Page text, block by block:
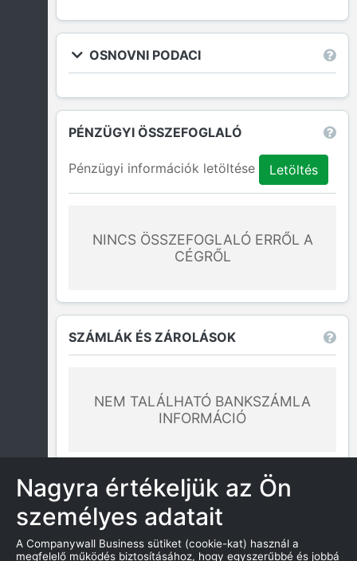
OSNOVNI PODACI
PÉNZÜGYI ÖSSZEFOGLALÓ
Pénzügyi információk letöltése Letöltés
NINCS ÖSSZEFOGLALÓ ERRŐL A
CÉGRŐL
SZÁMLÁK ÉS ZÁROLÁSOK
NEM TALÁLHATÓ BANKSZÁMLA
INFORMÁCIÓ
GYAKRAN ISMÉTELT KÉRDÉSEK
Nagyra értékeljük az Ön
személyes adatait
A Companywall Business sütiket (cookie-kat) használ a
megfelelő működés biztosításához, hogy egyszerűbbé és jobbá